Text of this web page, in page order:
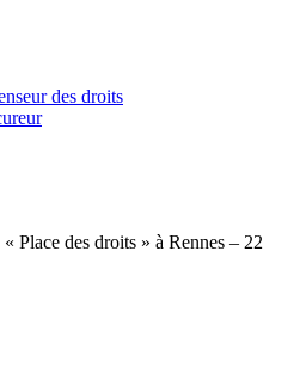
des droits
Place des droits » à Rennes – 22